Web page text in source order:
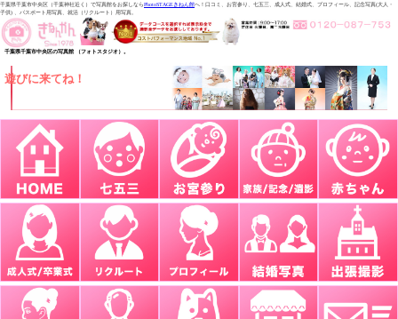
千葉県千葉市中央区（千葉神社近く）で写真館をお探しならPhotoSTAGEきねん館へ！口コミ、お宮参り、七五三、成人式、結婚式、プロフィール、記念写真(大人・
子供) 、パスポート用写真、就活（リクルート）用写真。
千葉県千葉市中央区の写真館 （フォトスタジオ）。
遊びに来てね！